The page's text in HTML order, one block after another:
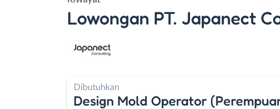
Lowongan PT. Japanect
Dibutuhkan
Design Mold Operator